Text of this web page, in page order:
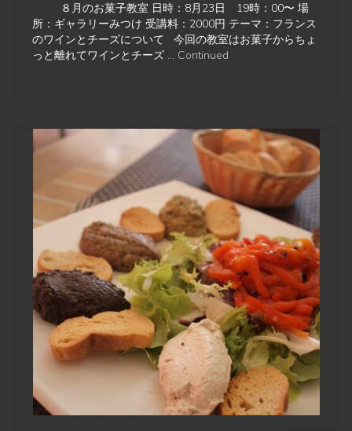
８月のお菓子教室 日時：8月23日 19時：00〜 場
所：ギャラリーみつけ 受講料：2000円 テーマ：フランス
のワインとチーズについて 今回の教室はお菓子からちょ
っと離れてワインとチーズ … Continued